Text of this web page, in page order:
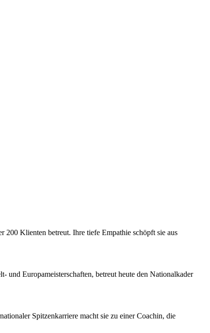
200 Klienten betreut. Ihre tiefe Empathie schöpft sie aus
Europameisterschaften, betreut heute den Nationalkader
Spitzenkarriere macht sie zu einer Coachin, die